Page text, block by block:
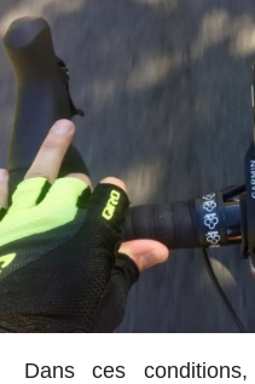
Dans ces conditions,